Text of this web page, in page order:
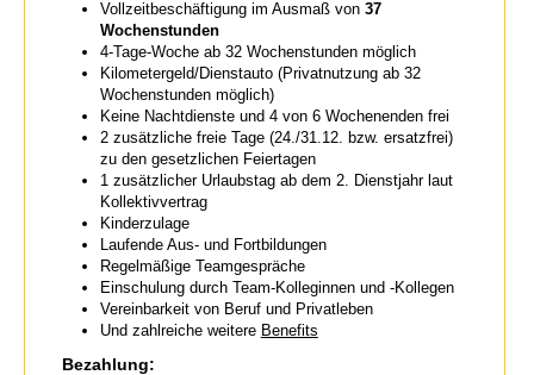
Vollzeitbeschäftigung im Ausmaß von 37
Wochenstunden
4-Tage-Woche ab 32 Wochenstunden möglich
Kilometergeld/Dienstauto (Privatnutzung ab 32
Wochenstunden möglich)
Keine Nachtdienste und 4 von 6 Wochenenden frei
2 zusätzliche freie Tage (24./31.12. bzw. ersatzfrei)
zu den gesetzlichen Feiertagen
1 zusätzlicher Urlaubstag ab dem 2. Dienstjahr laut
Kollektivvertrag
Kinderzulage
Laufende Aus- und Fortbildungen
Regelmäßige Teamgespräche
Einschulung durch Team-Kolleginnen und -Kollegen
Vereinbarkeit von Beruf und Privatleben
Und zahlreiche weitere Benefits
Bezahlung: